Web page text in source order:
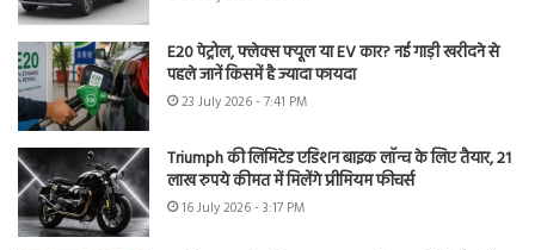
E20 पेट्रोल, फ्लेक्स फ्यूल या EV कार? नई गाड़ी खरीदने से
पहले जानें किसमें है ज्यादा फायदा
23 July 2026 - 7:41 PM
Triumph की लिमिटेड एडिशन बाइक लॉन्च के लिए तैयार, 21
लाख रुपये कीमत में मिलेंगे प्रीमियम फीचर्स
16 July 2026 - 3:17 PM